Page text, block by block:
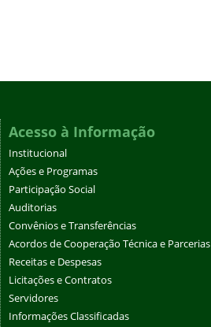
Acesso à Informação
Institucional
Ações e Programas
Participação Social
Auditorias
Convênios e Transferências
Acordos de Cooperação Técnica e Parcerias
Receitas e Despesas
Licitações e Contratos
Servidores
Informações Classificadas